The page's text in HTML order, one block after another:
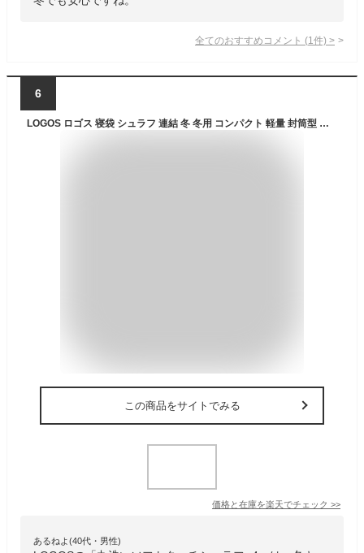
全てのおすすめコメント (1 件) >
6
LOGOS ロゴス 寝袋 シュラフ 連結 冬 冬用 コンパクト 軽量 封筒型 車中泊 キャンプ 登山 丸洗い 冬山 アウトドア フランネル 最強 保温 防災ギア ブラウン 丸洗いソフトタッチシュラフ -4 [適正温度-4℃まで] 4981325529208
この商品をサイトでみる
価格と在庫を楽天でチェック >>
あるねよ(40代・男性)